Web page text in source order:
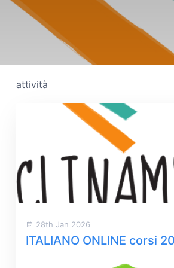
attività
28th Jan 2026
ITALIANO ONLINE corsi